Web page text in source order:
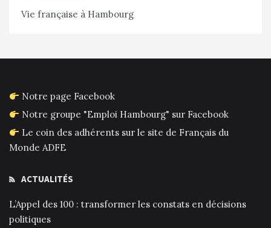
Vie française à Hambourg
Notre page Facebook
Notre groupe "Emploi Hambourg" sur Facebook
Le coin des adhérents sur le site de Français du
Monde ADFE
ACTUALITÉS
L’Appel des 100 : transformer les constats en décisions
politiques